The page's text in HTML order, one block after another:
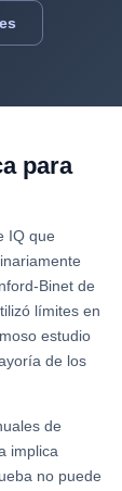
para
IQ que
Binet de
límites en
estudio
de los
de
implica
no puede